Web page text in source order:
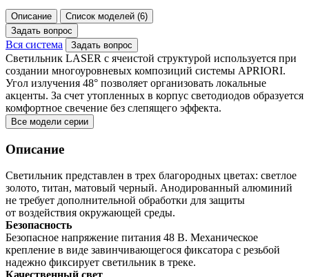
Описание
Список моделей (6)
Задать вопрос
Вся система Задать вопрос
Светильник LASER с ячеистой структурой используется при
создании многоуровневых композиций системы APRIORI.
Угол излучения 48° позволяет организовать локальные
акценты. За счет утопленных в корпус светодиодов образуется
комфортное свечение без слепящего эффекта.
Все модели серии
Описание
Светильник представлен в трех благородных цветах: светлое
золото, титан, матовый черный. Анодированный алюминий
не требует дополнительной обработки для защиты
от воздействия окружающей среды.
Безопасность
Безопасное напряжение питания 48 В. Механическое
крепление в виде завинчивающегося фиксатора с резьбой
надежно фиксирует светильник в треке.